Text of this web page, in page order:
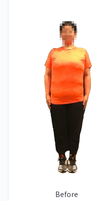
Before